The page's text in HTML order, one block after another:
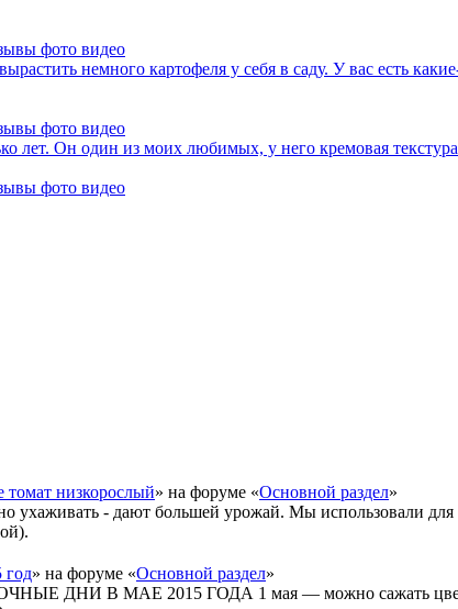
фото видео
немного картофеля у себя в саду. У вас есть
фото видео
лет. Он один из моих любимых, у него кремовая
фото видео
томат низкорослый» на форуме «Основной раздел»
ухаживать - дают большей урожай. Мы использовали
год» на форуме «Основной раздел»
ДНИ В МАЕ 2015 ГОДА 1 мая — можно сажать